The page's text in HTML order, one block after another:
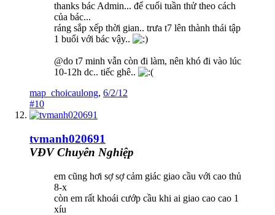
thanks bác Admin... để cuối tuần thử theo cách
của bác...
ráng sắp xếp thời gian.. trưa t7 lên thành thái tập
1 buổi với bác vậy..
@do t7 minh vẫn còn đi làm, nên khó đi vào lúc
10-12h dc.. tiếc ghê..
map_choicaulong, 6/2/12
#10
tvmanh020691
VĐV Chuyên Nghiệp
em cũng hơi sợ sợ cảm giác giao cầu với cao thủ
8-x
còn em rất khoái cướp cầu khi ai giao cao cao 1
xíu